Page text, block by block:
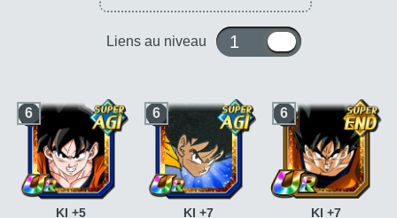
Liens au niveau 1 ou 10
6
KI +5
6
KI +7
6
KI +7